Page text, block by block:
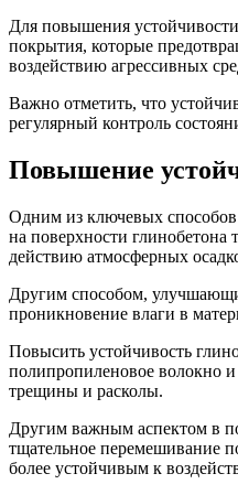
Для повышения
покрытия, которые
воздействию агрессивных
Важно отметить, что
регулярный контроль
Повышение
Одним из ключевых способов
на поверхности
действию атмосферных
Другим способом,
проникновение влаги в
Повысить устойчивость
полипропиленовое волокно
трещины и расколы.
Другим важным аспектом в
тщательное перемешивание
более устойчивым к